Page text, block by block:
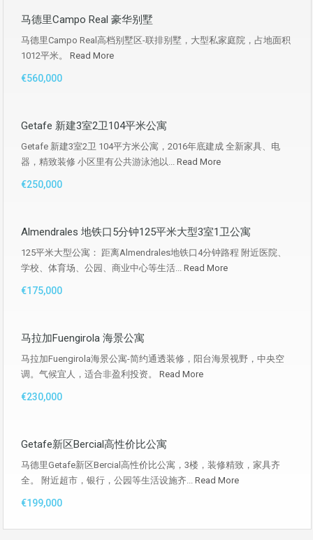
马德里Campo Real 豪华别墅
马德里Campo Real高档别墅区-联排别墅，大型私家庭院，占地面积
1012平米。 Read More
€560,000
Getafe 新建3室2卫104平米公寓
Getafe 新建3室2卫 104平方米公寓，2016年底建成 全新家具、电
器，精致装修 小区里有公共游泳池以... Read More
€250,000
Almendrales 地铁口5分钟125平米大型3室1卫公寓
125平米大型公寓： 距离Almendrales地铁口4分钟路程 附近医院、
学校、体育场、公园、商业中心等生活... Read More
€175,000
马拉加Fuengirola 海景公寓
马拉加Fuengirola海景公寓-简约通透装修，阳台海景视野，中央空
调。气候宜人，适合非盈利投资。 Read More
€230,000
Getafe新区Bercial高性价比公寓
马德里Getafe新区Bercial高性价比公寓，3楼，装修精致，家具齐
全。 附近超市，银行，公园等生活设施齐... Read More
€199,000